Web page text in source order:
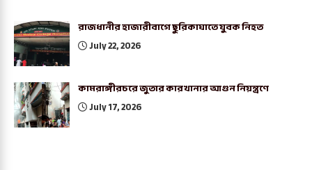
রাজধানীর হাজারীবাগে ছুরিকাঘাতে যুবক নিহত
July 22, 2026
কামরাঙ্গীরচরে জুতার কারখানার আগুন নিয়ন্ত্রণে
July 17, 2026